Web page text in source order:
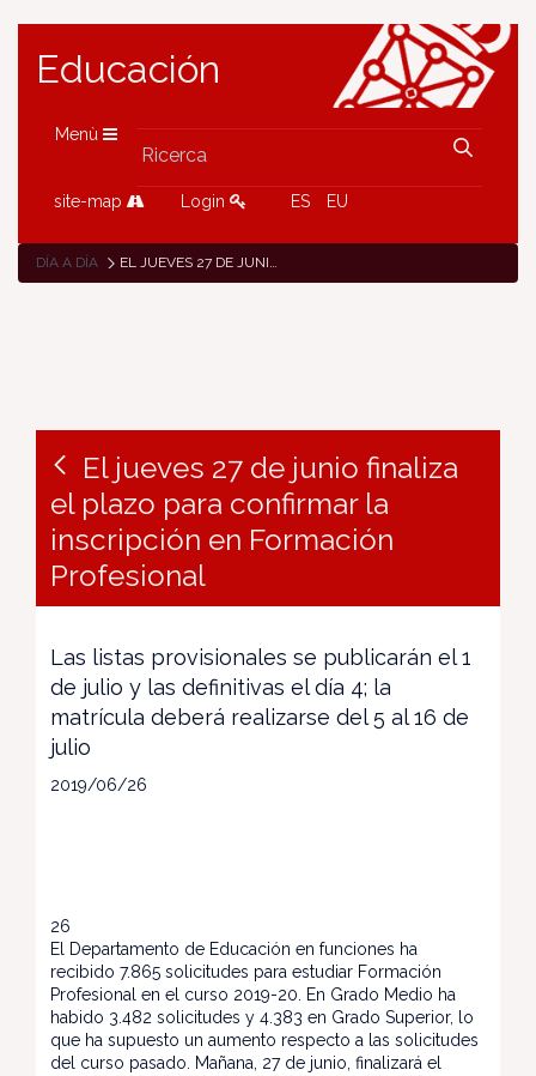
Educación
Menù
site-map Login ES EU
DÍA A DÍA EL JUEVES 27 DE JUNIO FINALIZA EL PLAZO PARA CONFIRMAR LA INSCRIPCIÓN EN FORMACIÓN PROFESIONAL
El jueves 27 de junio finaliza
el plazo para confirmar la
inscripción en Formación
Profesional
Las listas provisionales se publicarán el 1
de julio y las definitivas el día 4; la
matrícula deberá realizarse del 5 al 16 de
julio
2019/06/26
26
El Departamento de Educación en funciones ha
recibido 7.865 solicitudes para estudiar Formación
Profesional en el curso 2019-20. En Grado Medio ha
habido 3.482 solicitudes y 4.383 en Grado Superior, lo
que ha supuesto un aumento respecto a las solicitudes
del curso pasado. Mañana, 27 de junio, finalizará el